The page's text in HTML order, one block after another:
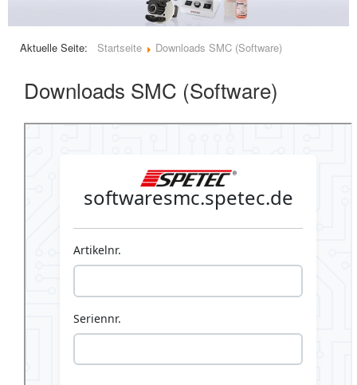
Aktuelle Seite: Startseite Downloads SMC (Software)
Downloads SMC (Software)